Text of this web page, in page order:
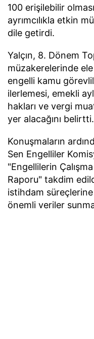
100 erişilebilir
ayrımcılıkla etkin
dile getirdi.
Yalçın, 8. Dönem
müzakerelerinde
engelli kamu
ilerlemesi, emekli
hakları ve vergi
yer alacağını belirtti.
Konuşmaların
Sen Engelliler
"Engellilerin
Raporu" takdim
istihdam
önemli veriler